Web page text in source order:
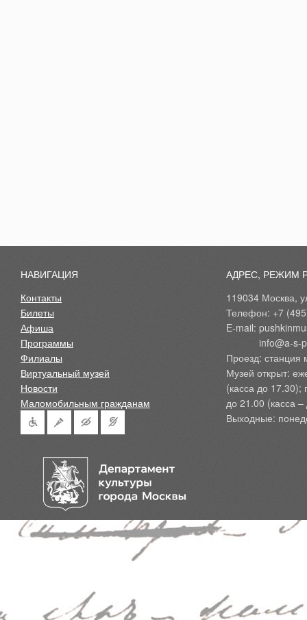
НАВИГАЦИЯ
Контакты
Билеты
Афиша
Программы
Филиалы
Виртуальный музей
Новости
Маломобильным гражданам
АДРЕС, РЕЖИМ
119034 Москва,
Телефон: +7
E-mail:
Проезд: станция
Музей открыт:
(касса до 17.30);
до 21.00 (касса
Выходные: